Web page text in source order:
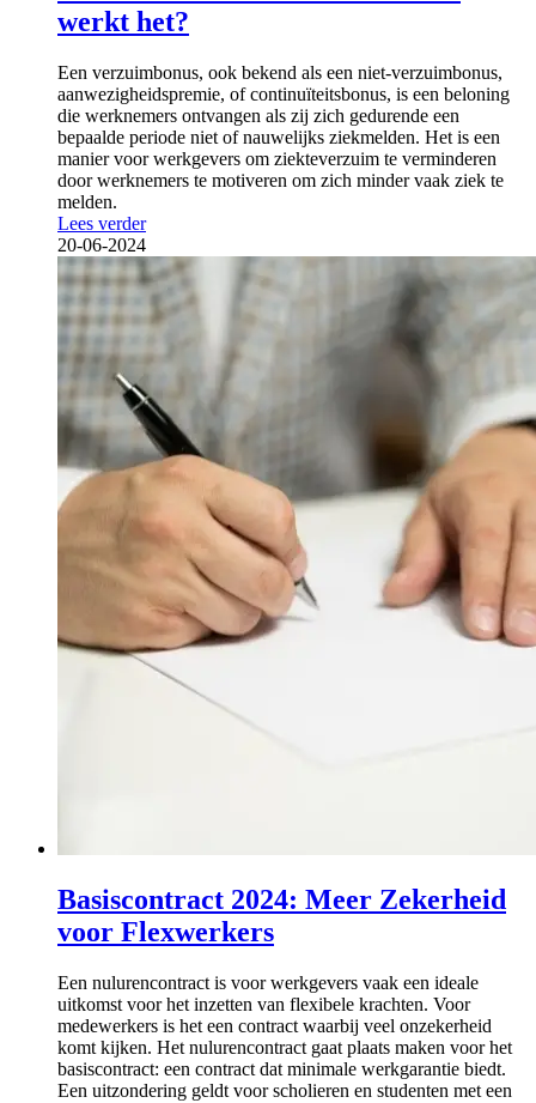
werkt het?
Een verzuimbonus, ook bekend als een niet-verzuimbonus,
aanwezigheidspremie, of continuïteitsbonus, is een beloning
die werknemers ontvangen als zij zich gedurende een
bepaalde periode niet of nauwelijks ziekmelden. Het is een
manier voor werkgevers om ziekteverzuim te verminderen
door werknemers te motiveren om zich minder vaak ziek te
melden.
Lees verder
20-06-2024
Basiscontract 2024: Meer Zekerheid
voor Flexwerkers
Een nulurencontract is voor werkgevers vaak een ideale
uitkomst voor het inzetten van flexibele krachten. Voor
medewerkers is het een contract waarbij veel onzekerheid
komt kijken. Het nulurencontract gaat plaats maken voor het
basiscontract: een contract dat minimale werkgarantie biedt.
Een uitzondering geldt voor scholieren en studenten met een